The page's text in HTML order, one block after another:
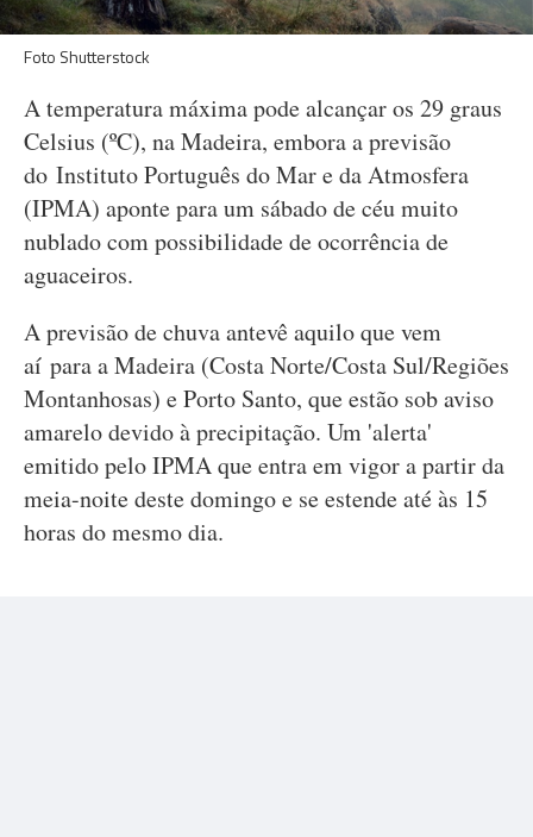
Foto Shutterstock
A temperatura máxima pode alcançar os 29 graus
Celsius (ºC), na Madeira, embora a previsão
do Instituto Português do Mar e da Atmosfera
(IPMA) aponte para um sábado de céu muito
nublado com possibilidade de ocorrência de
aguaceiros.
A previsão de chuva antevê aquilo que vem
aí para a Madeira (Costa Norte/Costa Sul/Regiões
Montanhosas) e Porto Santo, que estão sob aviso
amarelo devido à precipitação. Um 'alerta'
emitido pelo IPMA que entra em vigor a partir da
meia-noite deste domingo e se estende até às 15
horas do mesmo dia.